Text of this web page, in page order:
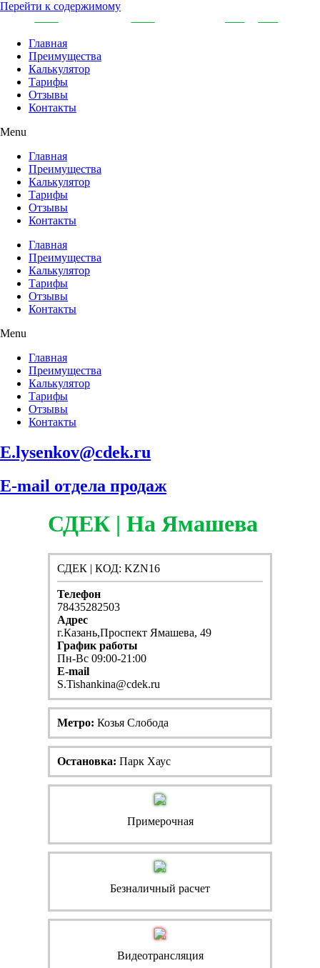
Перейти к содержимому
Главная
Преимущества
Калькулятор
Тарифы
Отзывы
Контакты
Menu
Главная
Преимущества
Калькулятор
Тарифы
Отзывы
Контакты
Главная
Преимущества
Калькулятор
Тарифы
Отзывы
Контакты
Menu
Главная
Преимущества
Калькулятор
Тарифы
Отзывы
Контакты
E.lysenkov@cdek.ru
E-mail отдела продаж
СДЕК | На Ямашева
СДЕК | КОД: KZN16
Телефон
78435282503
Адрес
г.Казань,Проспект Ямашева, 49
График работы
Пн-Вс 09:00-21:00
E-mail
S.Tishankina@cdek.ru
Метро:Козья Слобода
Остановка: Парк Хаус
Примерочная
Безналичный расчет
Видеотрансляция